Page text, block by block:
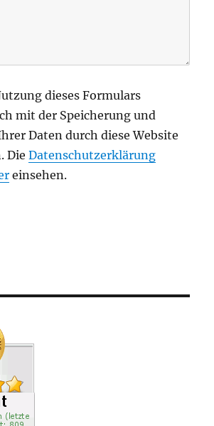
dieses Formulars
mit der Speicherung und
Daten durch diese Website
DieDatenschutzerklärung
einsehen.